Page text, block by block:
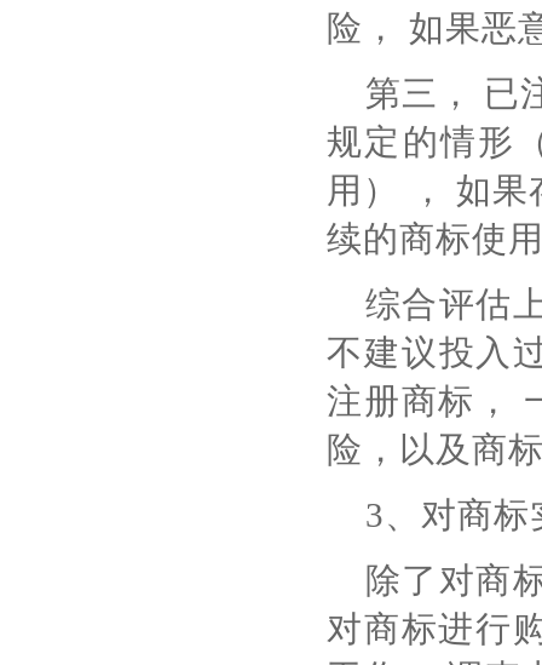
险， 如果恶
第三， 已
规定的情形
用） ， 如
续的商标使
综合评估
不建议投入
注册商标，
险，以及商
3、对商标
除了对商
对商标进行